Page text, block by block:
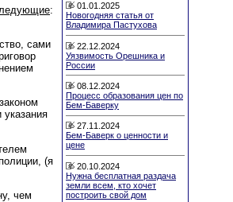
:
сами
(я
чем
01.01.2025
Новогодняя статья от
Владимира Пастухова
22.12.2024
Уязвимость Орешника и
России
08.12.2024
Процесс образования цен по
Бем-Баверку
27.11.2024
Бем-Баверк о ценности и
цене
20.10.2024
Нужна бесплатная раздача
земли всем, кто хочет
построить свой дом